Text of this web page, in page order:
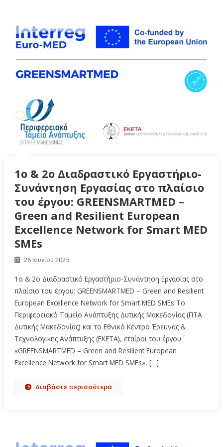
1ο & 2o Διαδραστικό Εργαστήριο-
Συνάντηση Εργασίας στο πλαίσιο
του έργου: GREENSMARTMED –
Green and Resilient European
Excellence Network for Smart MED
SMEs
26 Ιουνίου 2025
1ο & 2o Διαδραστικό Εργαστήριο-Συνάντηση Εργασίας στο
πλαίσιο του έργου: GREENSMARTMED – Green and Resilient
European Excellence Network for Smart MED SMEs Το
Περιφερειακό Ταμείο Ανάπτυξης Δυτικής Μακεδονίας (ΠΤΑ
Δυτικής Μακεδονίας) και το Εθνικό Κέντρο Έρευνας &
Τεχνολογικής Ανάπτυξης (ΕΚΕΤΑ), εταίροι του έργου
«GREENSMARTMED – Green and Resilient European
Excellence Network for Smart MED SMEs», […]
Διαβάστε περισσότερα